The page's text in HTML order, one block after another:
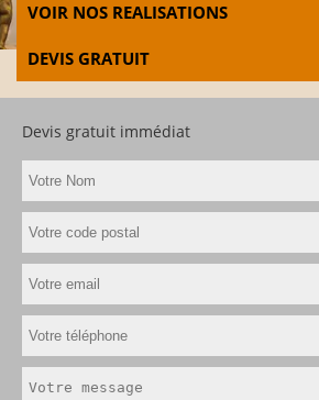
VOIR NOS REALISATIONS
DEVIS GRATUIT
Devis gratuit immédiat